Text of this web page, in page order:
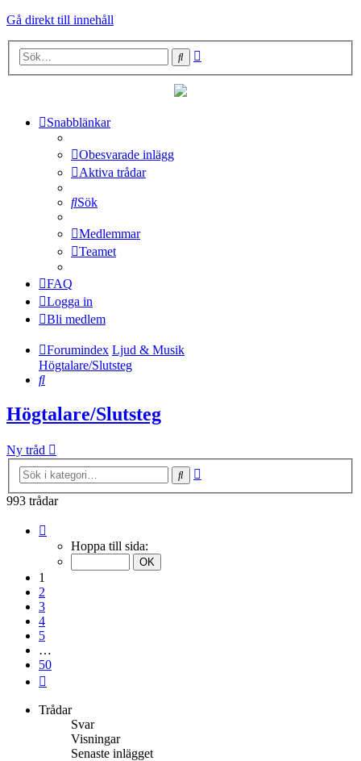
Gå direkt till innehåll
Sök
Snabblänkar
Obesvarade inlägg
Aktiva trådar
Sök
Medlemmar
Teamet
FAQ
Logga in
Bli medlem
Forumindex Ljud & Musik
Högtalare/Slutsteg
Sök
Högtalare/Slutsteg
Ny tråd
Sök
993 trådar
Hoppa till sida:
1
2
3
4
5
…
50
Trådar
Svar
Visningar
Senaste inlägget